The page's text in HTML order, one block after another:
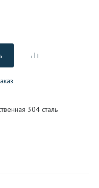
304 сталь